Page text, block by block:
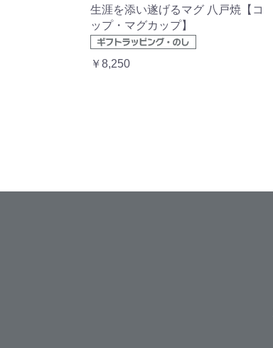
生涯を添い遂げるマグ 八戸焼【コ
ップ・マグカップ】
￥8,250